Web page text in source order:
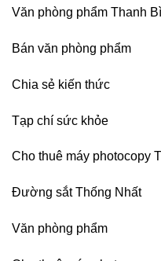
tại
Văn phòng phẩm Thanh
Bán văn phòng phẩm
Chia sẻ kiến thức
Tạp chí sức khỏe
Cho thuê máy photocopy
Đường sắt Thống Nhất
Văn phòng phẩm